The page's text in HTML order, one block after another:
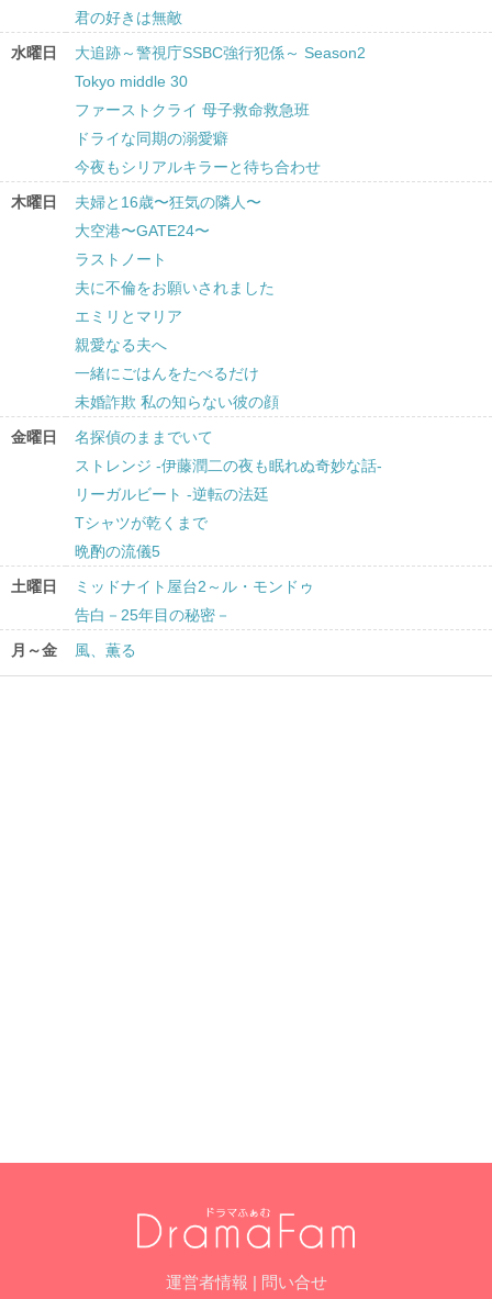
君の好きは無敵
水曜日
大追跡～警視庁SSBC強行犯係～ Season2
Tokyo middle 30
ファーストクライ 母子救命救急班
ドライな同期の溺愛癖
今夜もシリアルキラーと待ち合わせ
木曜日
夫婦と16歳〜狂気の隣人〜
大空港〜GATE24〜
ラストノート
夫に不倫をお願いされました
エミリとマリア
親愛なる夫へ
一緒にごはんをたべるだけ
未婚詐欺 私の知らない彼の顔
金曜日
名探偵のままでいて
ストレンジ -伊藤潤二の夜も眠れぬ奇妙な話-
リーガルビート -逆転の法廷
Tシャツが乾くまで
晩酌の流儀5
土曜日
ミッドナイト屋台2～ル・モンドゥ
告白－25年目の秘密－
月～金
風、薫る
運営者情報 | 問い合せ